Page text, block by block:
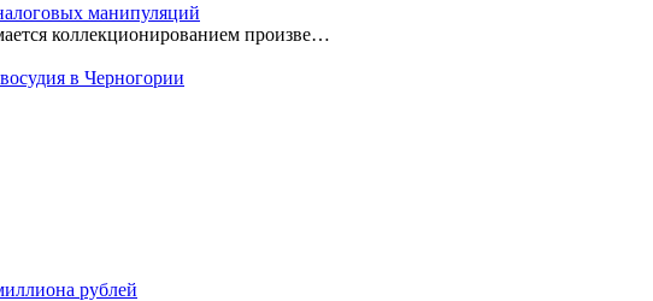
манипуляций
коллекционированием произве…
в Черногории
рублей